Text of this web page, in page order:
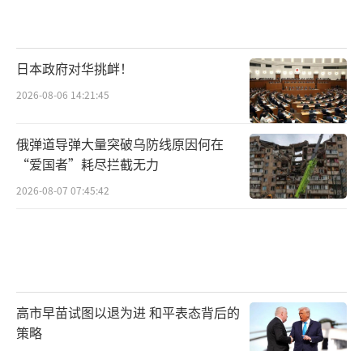
日本政府对华挑衅！
2026-08-06 14:21:45
俄弹道导弹大量突破乌防线原因何在
“爱国者”耗尽拦截无力
2026-08-07 07:45:42
高市早苗试图以退为进 和平表态背后的
策略